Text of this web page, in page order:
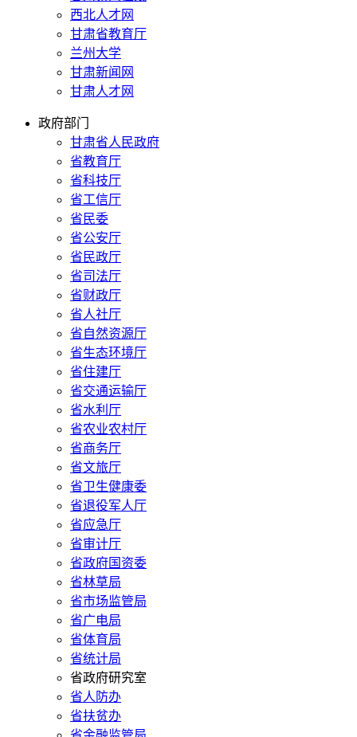
西北人才网
甘肃省教育厅
兰州大学
甘肃新闻网
甘肃人才网
政府部门
甘肃省人民政府
省教育厅
省科技厅
省工信厅
省民委
省公安厅
省民政厅
省司法厅
省财政厅
省人社厅
省自然资源厅
省生态环境厅
省住建厅
省交通运输厅
省水利厅
省农业农村厅
省商务厅
省文旅厅
省卫生健康委
省退役军人厅
省应急厅
省审计厅
省政府国资委
省林草局
省市场监管局
省广电局
省体育局
省统计局
省政府研究室
省人防办
省扶贫办